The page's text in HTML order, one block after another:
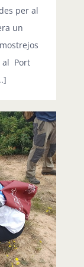
per al
un
al Port